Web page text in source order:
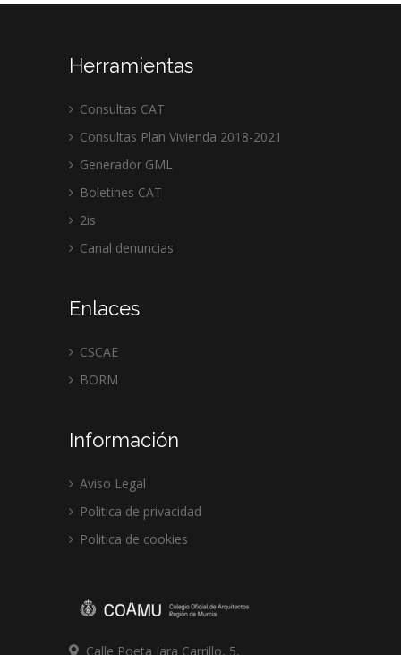
Herramientas
Consultas CAT
Consultas Plan Vivienda 2018-2021
Generador GML
Boletines CAT
2is
Canal denuncias
Enlaces
CSCAE
BORM
Información
Aviso Legal
Politica de privacidad
Politica de cookies
Calle Poeta Jara Carrillo, 5,